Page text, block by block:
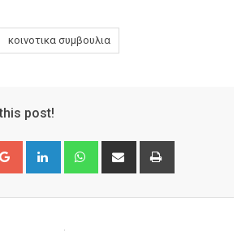
κοινοτικα συμβουλια
post!
Google+ LinkedIn WhatsappShare